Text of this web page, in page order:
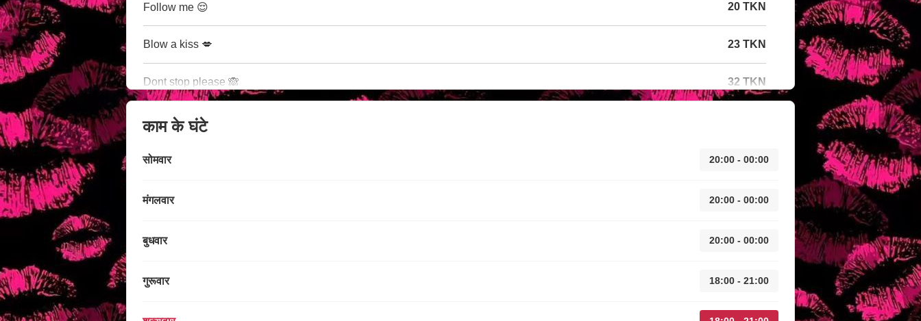
Follow me 😌 20 TKN
Blow a kiss 💋 23 TKN
Dont stop please 🙈 32 TKN
काम के घंटे
सोमवार 20:00 - 00:00
मंगलवार 20:00 - 00:00
बुधवार 20:00 - 00:00
गुरूवार 18:00 - 21:00